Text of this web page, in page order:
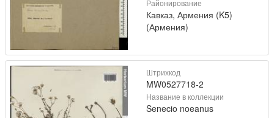
Районирование
Кавказ, Армения (K5)
(Армения)
Штрихкод
MW0527718-2
Название в коллекции
Senecio noeanus